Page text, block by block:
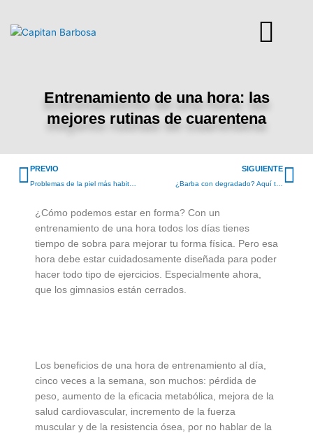
contenido
Entrenamiento de una hora: las
mejores rutinas de cuarentena
Prev
PREVIO SIGUIENTE
¿Cómo podemos estar en forma? Con un
entrenamiento de una hora todos los días tienes
tiempo de sobra para mejorar tu forma física. Pero esa
hora debe estar cuidadosamente diseñada para poder
hacer todo tipo de ejercicios. Especialmente ahora,
que los gimnasios están cerrados.
Los beneficios de una hora de entrenamiento al día,
cinco veces a la semana, son muchos: pérdida de
peso, aumento de la eficacia metabólica, mejora de la
salud cardiovascular, incremento de la fuerza
muscular y de la resistencia ósea, por no hablar de la